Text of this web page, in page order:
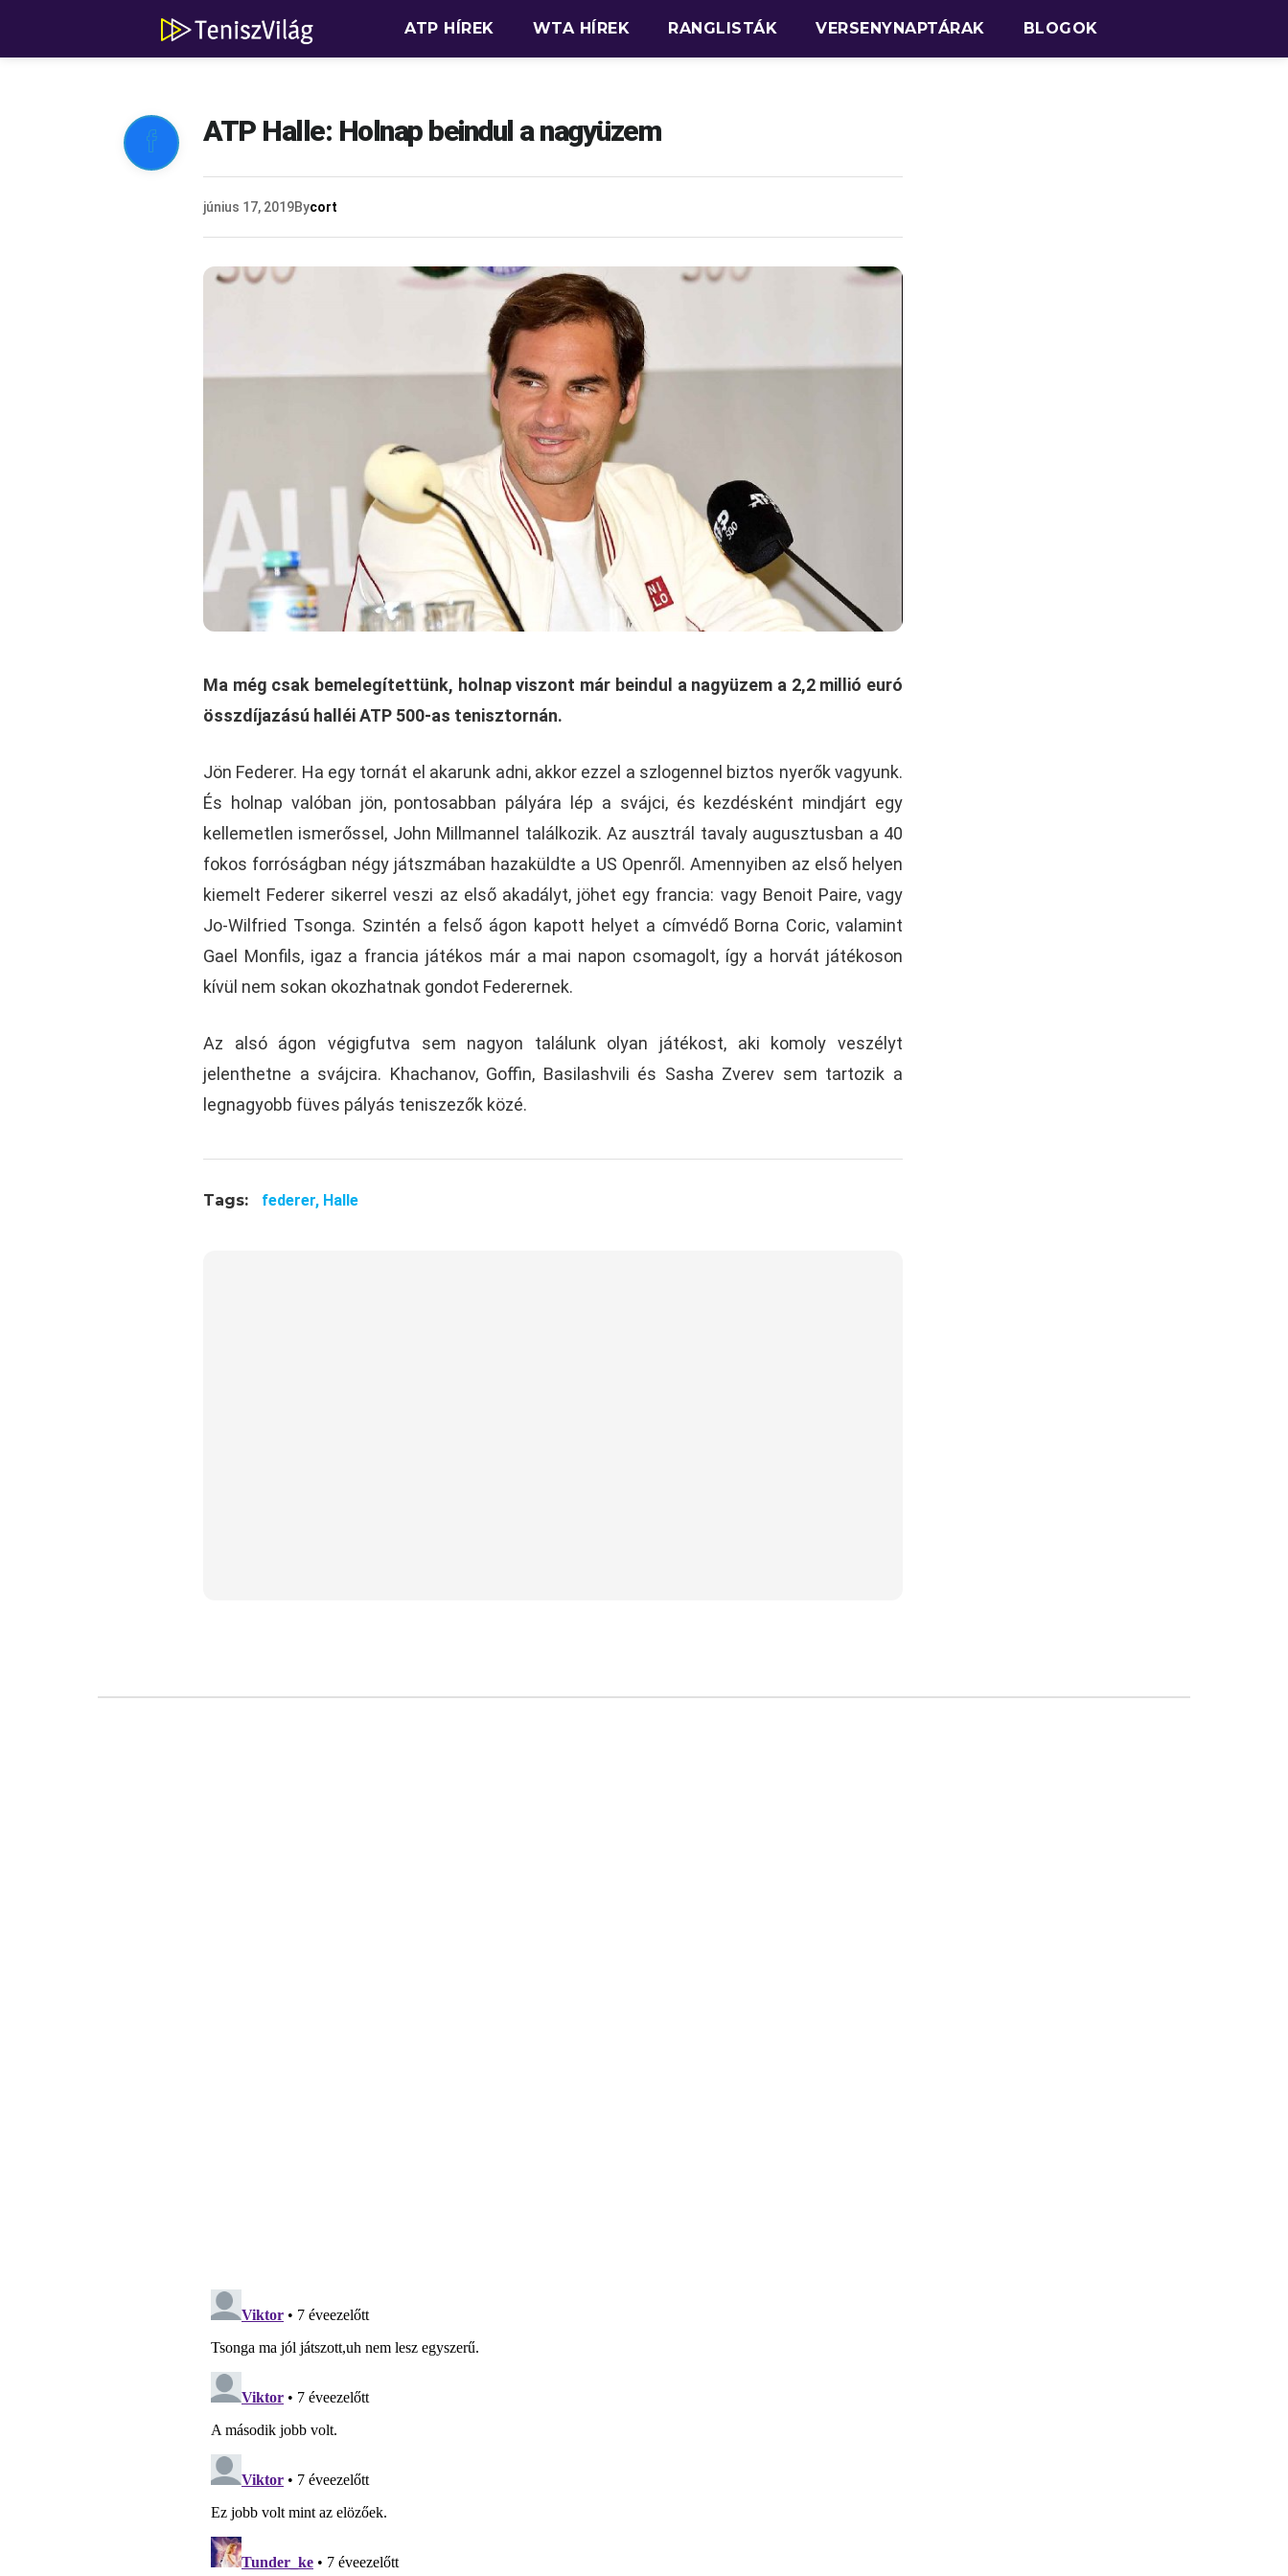
ATP HÍREK WTA HÍREK RANGLISTÁK VERSENYNAPTÁRAK BLOGOK
 ATP Halle: Holnap beindul a nagyüzem
június 17, 2019Bycort
Ma még csak bemelegítettünk, holnap viszont már beindul a nagyüzem a 2,2 millió euró
összdíjazású halléi ATP 500-as tenisztornán.
Jön Federer. Ha egy tornát el akarunk adni, akkor ezzel a szlogennel biztos nyerők vagyunk.
És holnap valóban jön, pontosabban pályára lép a svájci, és kezdésként mindjárt egy
kellemetlen ismerőssel, John Millmannel találkozik. Az ausztrál tavaly augusztusban a 40
fokos forróságban négy játszmában hazaküldte a US Openről. Amennyiben az első helyen
kiemelt Federer sikerrel veszi az első akadályt, jöhet egy francia: vagy Benoit Paire, vagy
Jo-Wilfried Tsonga. Szintén a felső ágon kapott helyet a címvédő Borna Coric, valamint
Gael Monfils, igaz a francia játékos már a mai napon csomagolt, így a horvát játékoson
kívül nem sokan okozhatnak gondot Federernek.
Az alsó ágon végigfutva sem nagyon találunk olyan játékost, aki komoly veszélyt
jelenthetne a svájcira. Khachanov, Goffin, Basilashvili és Sasha Zverev sem tartozik a
legnagyobb füves pályás teniszezők közé.
Tags: federer, Halle